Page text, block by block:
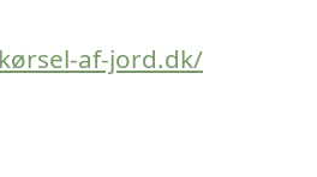
af-jord.dk/